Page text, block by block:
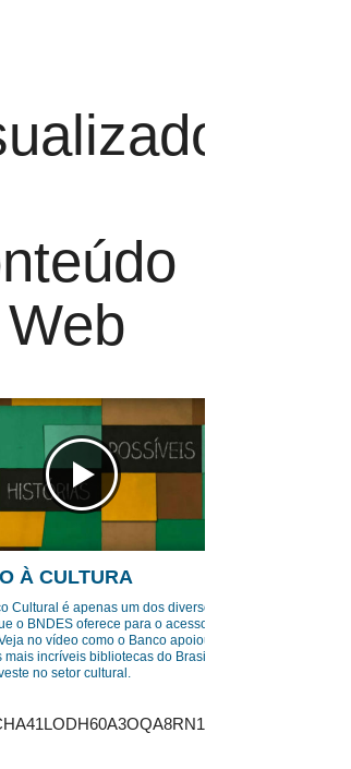
À CULTURA
Cultural é apenas um dos diversos
o BNDES oferece para o acesso à
no vídeo como o Banco apoiou
mais incríveis bibliotecas do Brasil e
no setor cultural.